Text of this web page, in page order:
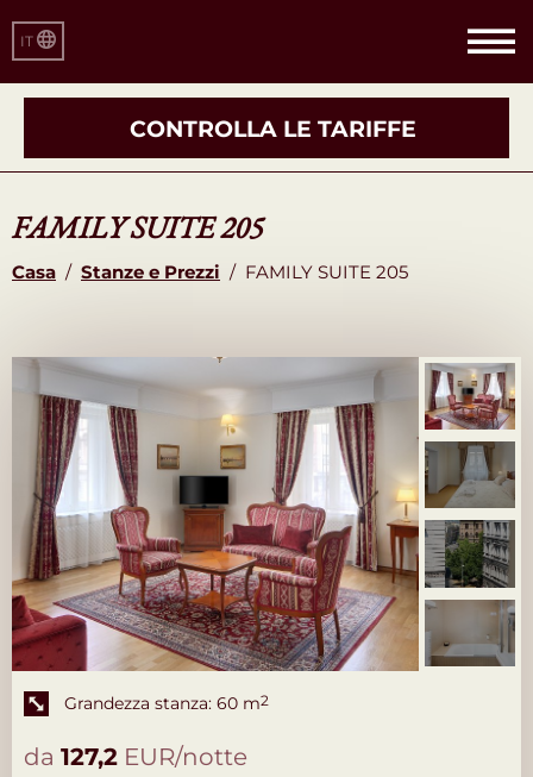
CONTROLLA LE TARIFFE
IT
FAMILY SUITE 205
Casa / Stanze e Prezzi / FAMILY SUITE 205
Grandezza stanza: 60 m2
da 127,2 EUR/notte